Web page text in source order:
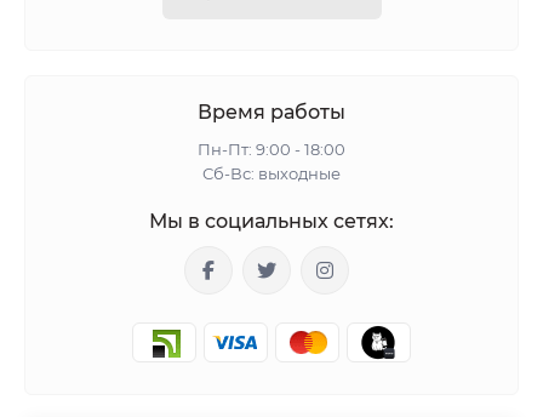
Время работы
Пн-Пт: 9:00 - 18:00
Сб-Вс: выходные
Мы в социальных сетях: